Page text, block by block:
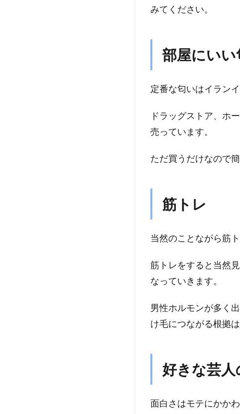
みてください。
部屋にい
定番な匂いはイラン
ドラッグストア、ホ
売っています。
ただ買うだけなので
筋トレ
当然のことながら筋
筋トレをすると当然
なっていきます。
男性ホルモンが多く
け毛につながる根拠は
好きな芸
面白さはモテにかか